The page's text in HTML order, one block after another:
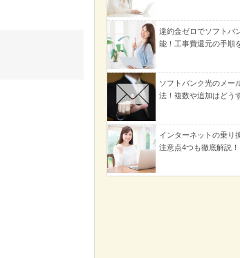
違約金ゼロでソフトバ
能！工事費還元の手順
ソフトバンク光のメー
法！複数や追加はどう
インターネットの乗り
注意点4つも徹底解説！